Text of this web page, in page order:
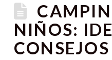
NIÑOS:
CONSEJOS